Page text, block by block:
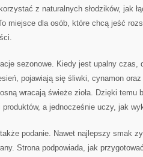
z naturalnych słodzików, jak
miejsce dla osób, które chcą jeść
sezonowe. Kiedy jest upalny czas,
pojawiają się śliwki, cynamon
wracają świeże zioła. Dzięki temu
produktów, a jednocześnie uczy, jak
podanie. Nawet najlepszy smak
Strona podpowiada, jak